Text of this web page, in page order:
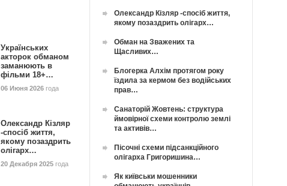
Українських
акторок обманом
заманюють в
фільми 18+…
06 Июня 2026 года
Олександр Кізляр
-спосіб життя,
якому позаздрить
олігарх…
20 Декабря 2025 года
Олександр Кізляр -спосіб життя,
якому позаздрить олігарх…
Обман на Зважених та
Щасливих…
Блогерка Алхім протягом року
їздила за кермом без водійських
прав…
Санаторій Жовтень: структура
ймовірної схеми контролю землі
та активів…
Пісочні схеми підсанкційного
олігарха Григоришина…
Як київськи мошенники